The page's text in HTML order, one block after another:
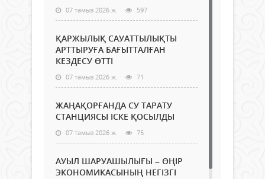
07 тамыз 2026 ж. 597
ҚАРЖЫЛЫҚ САУАТТЫЛЫҚТЫ
АРТТЫРУҒА БАҒЫТТАЛҒАН
КЕЗДЕСУ ӨТТІ
07 тамыз 2026 ж. 71
ЖАҢАҚОРҒАНДА СУ ТАРАТУ
СТАНЦИЯСЫ ІСКЕ ҚОСЫЛДЫ
07 тамыз 2026 ж. 75
АУЫЛ ШАРУАШЫЛЫҒЫ – ӨҢІР
ЭКОНОМИКАСЫНЫҢ НЕГІЗГІ